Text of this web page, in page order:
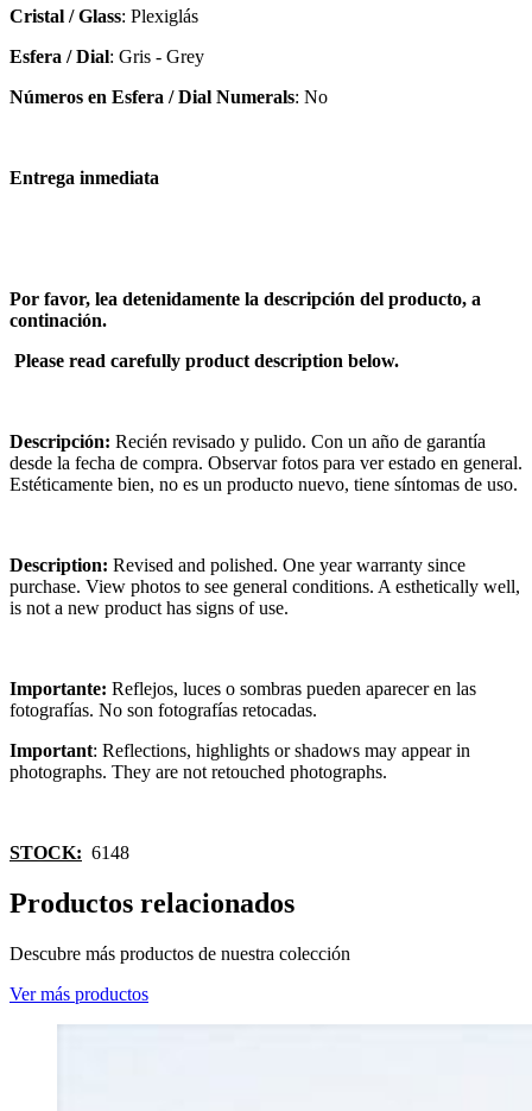
Cristal / Glass: Plexiglás
Esfera / Dial: Gris - Grey
Números en Esfera / Dial Numerals: No
Entrega inmediata
Por favor, lea detenidamente la descripción del producto, a
continación.
Please read carefully product description below.
Descripción: Recién revisado y pulido. Con un año de garantía
desde la fecha de compra. Observar fotos para ver estado en general.
Estéticamente bien, no es un producto nuevo, tiene síntomas de uso.
Description: Revised and polished. One year warranty since
purchase. View photos to see general conditions. A esthetically well,
is not a new product has signs of use.
Importante: Reflejos, luces o sombras pueden aparecer en las
fotografías. No son fotografías retocadas.
Important: Reflections, highlights or shadows may appear in
photographs. They are not retouched photographs.
STOCK: 6148
Productos relacionados
Descubre más productos de nuestra colección
Ver más productos